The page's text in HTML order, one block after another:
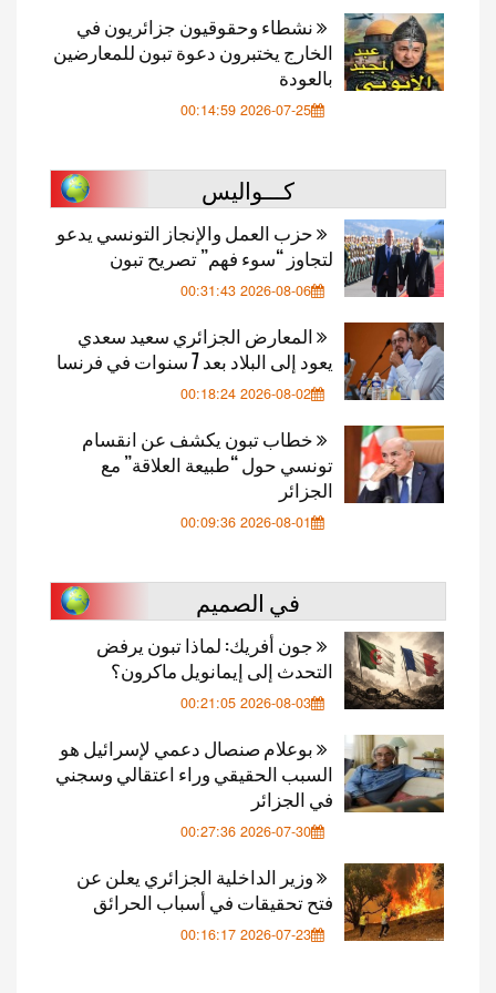
نشطاء وحقوقيون جزائريون في
الخارج يختبرون دعوة تبون للمعارضين
بالعودة
2026-07-25 00:14:59
كـــواليس
حزب العمل والإنجاز التونسي يدعو
لتجاوز “سوء فهم” تصريح تبون
2026-08-06 00:31:43
المعارض الجزائري سعيد سعدي
يعود إلى البلاد بعد 7 سنوات في فرنسا
2026-08-02 00:18:24
خطاب تبون يكشف عن انقسام
تونسي حول “طبيعة العلاقة” مع
الجزائر
2026-08-01 00:09:36
في الصميم
جون أفريك: لماذا تبون يرفض
التحدث إلى إيمانويل ماكرون؟
2026-08-03 00:21:05
بوعلام صنصال دعمي لإسرائيل هو
السبب الحقيقي وراء اعتقالي وسجني
في الجزائر
2026-07-30 00:27:36
وزير الداخلية الجزائري يعلن عن
فتح تحقيقات في أسباب الحرائق
2026-07-23 00:16:17